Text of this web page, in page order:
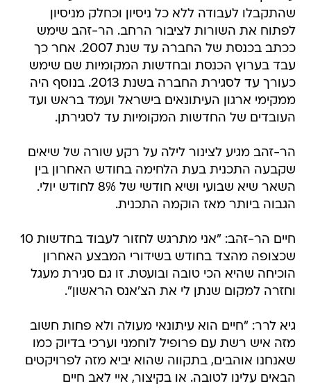
שהתקבלו לעבודה ללא כל ניסיון וכחלק מניסיון
לפתוח את השורות לציבור הרחב. הר-זהב שימש
ככתב בכנסת של החברה עד שנת 2007. אחר כך
עבד בערוץ הכנסת ובחדשות המקומיות שם שימש
כעורך עד לסגירת החברה בשנת 2013. בנוסף היה
ממקימי ארגון העיתונאים בישראל ועמד בראש ועד
העובדים של החדשות המקומיות עד לסגירתן.
הר-זהב מגיע לצינור לילה על רקע שורה של שיאים
שקבעה התכנית בעת הלחימה בחודש האחרון בין
השאר שיא שבועי ושיא חודשי של 8% לחודש יולי.
הגבוה ביותר מאז הוקמה התכנית.
חיים הר-זהב: "אני מתרגש לחזור לעבוד בחדשות 10
שכצופה מהצד בחודש בשידורי המבצע האחרון
הוכיחה שהיא הכי טובה ובועטת. זו גם סגירת מעגל
וחזרה למקום שנתן לי את הצ'אנס הראשון".
גיא לרר: "חיים הוא עיתונאי מעולה ולא פחות חשוב
מזה איש רשת עם פרופיל לוחמני וערכי בדיוק כמו
שאנחנו אוהבים, בתקווה שהוא יביא מזה לפרויקטים
הבאים עלינו לטובה. או בקיצור, איי לאב חיים